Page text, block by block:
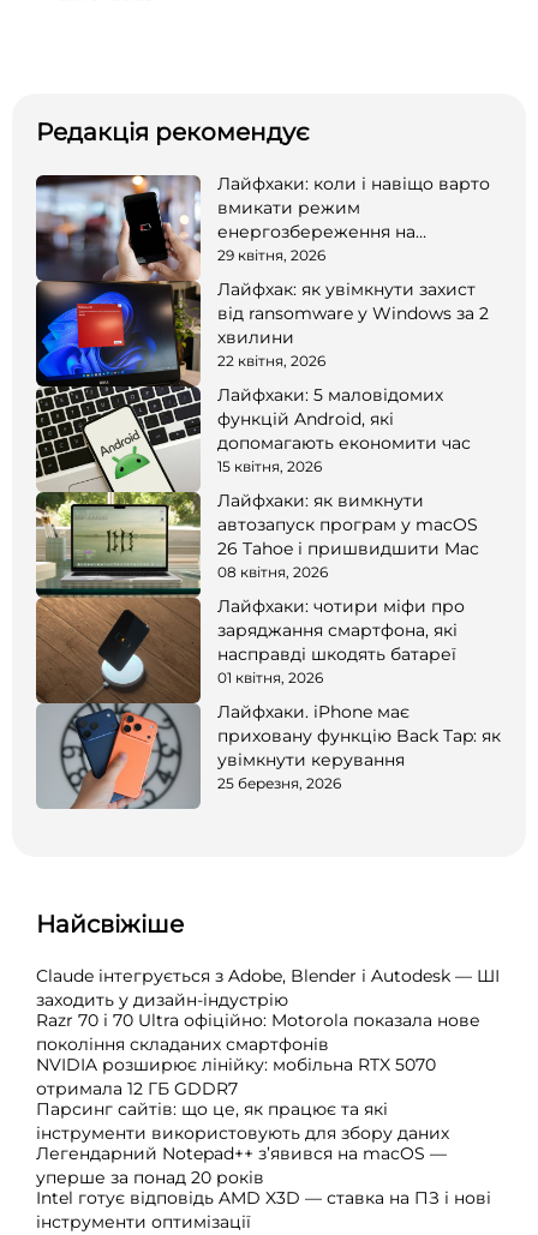
Редакція рекомендує
Лайфхаки: коли і навіщо варто
вмикати режим
енергозбереження на
смартфоні
29 квітня, 2026
Лайфхак: як увімкнути захист
від ransomware у Windows за 2
хвилини
22 квітня, 2026
Лайфхаки: 5 маловідомих
функцій Android, які
допомагають економити час
15 квітня, 2026
Лайфхаки: як вимкнути
автозапуск програм у macOS
26 Tahoe і пришвидшити Mac
08 квітня, 2026
Лайфхаки: чотири міфи про
заряджання смартфона, які
насправді шкодять батареї
01 квітня, 2026
Лайфхаки. iPhone має
приховану функцію Back Tap: як
увімкнути керування
25 березня, 2026
Найсвіжіше
Claude інтегрується з Adobe, Blender і Autodesk — ШІ
заходить у дизайн-індустрію
Razr 70 і 70 Ultra офіційно: Motorola показала нове
покоління складаних смартфонів
NVIDIA розширює лінійку: мобільна RTX 5070
отримала 12 ГБ GDDR7
Парсинг сайтів: що це, як працює та які
інструменти використовують для збору даних
Легендарний Notepad++ з’явився на macOS —
уперше за понад 20 років
Intel готує відповідь AMD X3D — ставка на ПЗ і нові
інструменти оптимізації